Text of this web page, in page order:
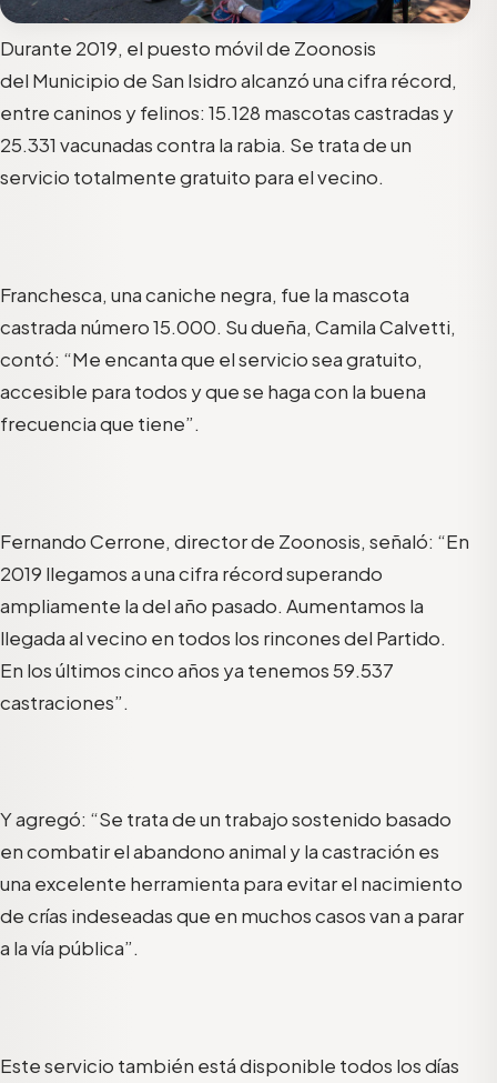
Durante 2019, el puesto móvil de Zoonosis
del Municipio de San Isidro alcanzó una cifra récord,
entre caninos y felinos: 15.128 mascotas castradas y
25.331 vacunadas contra la rabia. Se trata de un
servicio totalmente gratuito para el vecino.
Franchesca, una caniche negra, fue la mascota
castrada número 15.000. Su dueña, Camila Calvetti,
contó: “Me encanta que el servicio sea gratuito,
accesible para todos y que se haga con la buena
frecuencia que tiene”.
Fernando Cerrone, director de Zoonosis, señaló: “En
2019 llegamos a una cifra récord superando
ampliamente la del año pasado. Aumentamos la
llegada al vecino en todos los rincones del Partido.
En los últimos cinco años ya tenemos 59.537
castraciones”.
Y agregó: “Se trata de un trabajo sostenido basado
en combatir el abandono animal y la castración es
una excelente herramienta para evitar el nacimiento
de crías indeseadas que en muchos casos van a parar
a la vía pública”.
Este servicio también está disponible todos los días